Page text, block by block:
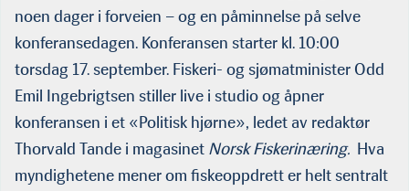
noen dager i forveien – og en påminnelse på selve
konferansedagen. Konferansen starter kl. 10:00
torsdag 17. september. Fiskeri- og sjømatminister Odd
Emil Ingebrigtsen stiller live i studio og åpner
konferansen i et «Politisk hjørne», ledet av redaktør
Thorvald Tande i magasinet Norsk Fiskerinæring. Hva
myndighetene mener om fiskeoppdrett er helt sentralt